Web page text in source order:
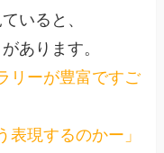
いると、
あります。
リーが豊富ですご
表現するのかー」